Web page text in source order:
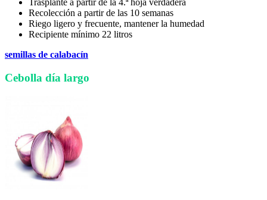
Trasplante a partir de la 4.ª hoja verdadera
Recolección a partir de las 10 semanas
Riego ligero y frecuente, mantener la humedad
Recipiente mínimo 22 litros
semillas de calabacín
Cebolla día largo